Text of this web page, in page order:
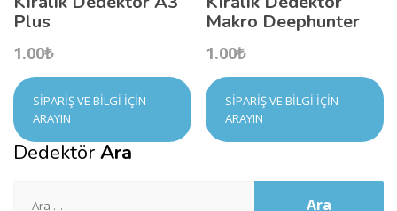
Plus
1.00₺
SIPARIŞ VE BILGI İÇIN
ARAYIN
Makro Deephunter
1.00₺
SIPARIŞ VE BILGI İÇIN
ARAYIN
Dedektör Ara